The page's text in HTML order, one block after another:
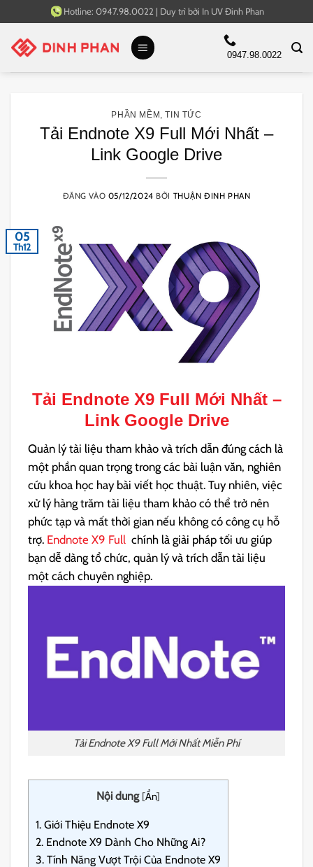
qua
nội
Hotline: 0947.98.0022 | Duy trì bởi In UV Đinh Phan
0947.98.0022
PHẦN MỀM ,TIN TỨC
Tải Endnote X9 Full Mới Nhất –
Link Google Drive
ĐĂNG VÀO 05/12/2024 BỞI THUẬN ĐINH PHAN
05
Th12
Tải Endnote X9 Full Mới Nhất –
Link Google Drive
Quản lý tài liệu tham khảo và trích dẫn đúng cách là
một phần quan trọng trong các bài luận văn, nghiên
cứu khoa học hay bài viết học thuật. Tuy nhiên, việc
xử lý hàng trăm tài liệu tham khảo có thể trở nên
phức tạp và mất thời gian nếu không có công cụ hỗ
trợ. Endnote X9 Full chính là giải pháp tối ưu giúp
bạn dễ dàng tổ chức, quản lý và trích dẫn tài liệu
một cách chuyên nghiệp.
Tải Endnote X9 Full Mới Nhất Miễn Phí
Nội dung [Ẩn]
1. Giới Thiệu Endnote X9
2. Endnote X9 Dành Cho Những Ai?
3. Tính Năng Vượt Trội Của Endnote X9